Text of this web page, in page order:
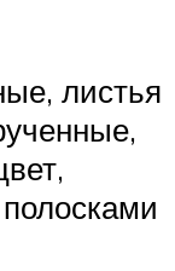
листья